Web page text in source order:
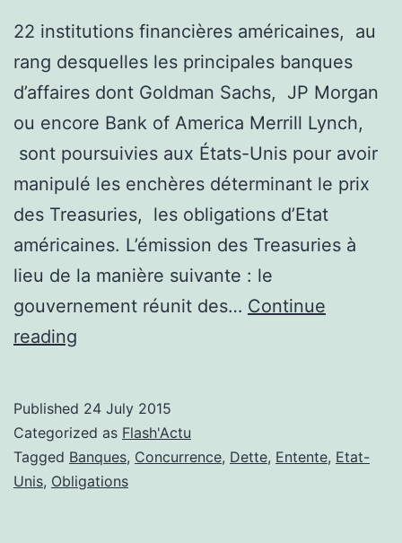
22 institutions financières américaines, au
rang desquelles les principales banques
d’affaires dont Goldman Sachs, JP Morgan
ou encore Bank of America Merrill Lynch,
sont poursuivies aux États-Unis pour avoir
manipulé les enchères déterminant le prix
des Treasuries, les obligations d’Etat
américaines. L’émission des Treasuries à
lieu de la manière suivante : le
gouvernement réunit des… Continue
reading
marché
des
obligations
Published 24 July 2015
Categorized as Flash'Actu
Tagged Banques, Concurrence, Dette, Entente, Etat-
Unis, Obligations